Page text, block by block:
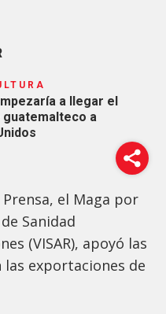
a llegar el
guatemalteco a
el Maga por
Sanidad
(VISAR), apoyó las
exportaciones de